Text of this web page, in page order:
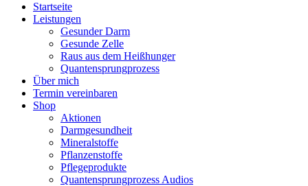
Startseite
Leistungen
Gesunder Darm
Gesunde Zelle
Raus aus dem Heißhunger
Quantensprungprozess
Über mich
Termin vereinbaren
Shop
Aktionen
Darmgesundheit
Mineralstoffe
Pflanzenstoffe
Pflegeprodukte
Quantensprungprozess Audios